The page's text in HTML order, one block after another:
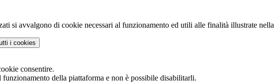
si avvalgono di cookie necessari al funzionamento ed utili alle finalità illustrate nella
i cookies
consentire.
della piattaforma e non è possibile disabilitarli.